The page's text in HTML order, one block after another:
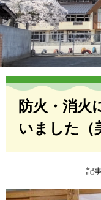
本
防火・消火
いました（
記